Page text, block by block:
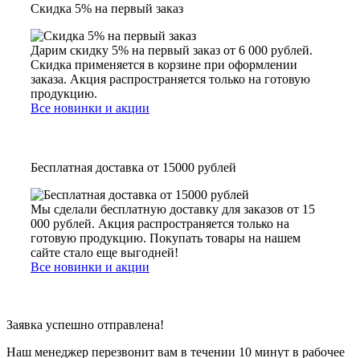
Скидка 5% на первый заказ
Дарим скидку 5% на первый заказ от 6 000 рублей.
Скидка применяется в корзине при оформлении
заказа. Акция распространяется только на готовую
продукцию.
Все новинки и акции
Бесплатная доставка от 15000 рублей
Мы сделали бесплатную доставку для заказов от 15
000 рублей. Акция распространяется только на
готовую продукцию. Покупать товары на нашем
сайте стало еще выгодней!
Все новинки и акции
Заявка успешно отправлена!
Наш менеджер перезвонит вам в течении 10 минут в рабочее